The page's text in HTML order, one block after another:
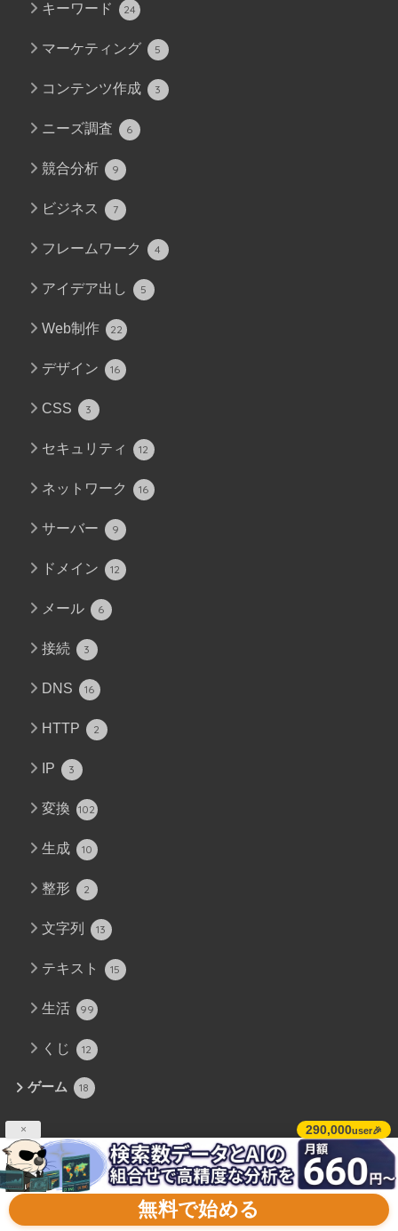
× 290,000user🎉
無料で始める
キーワード 24
マーケティング 5
コンテンツ作成 3
ニーズ調査 6
競合分析 9
ビジネス 7
フレームワーク 4
アイデア出し 5
Web制作 22
デザイン 16
CSS 3
セキュリティ 12
ネットワーク 16
サーバー 9
ドメイン 12
メール 6
接続 3
DNS 16
HTTP 2
IP 3
変換 102
生成 10
整形 2
文字列 13
テキスト 15
生活 99
くじ 12
ゲーム 18
運営会社情報